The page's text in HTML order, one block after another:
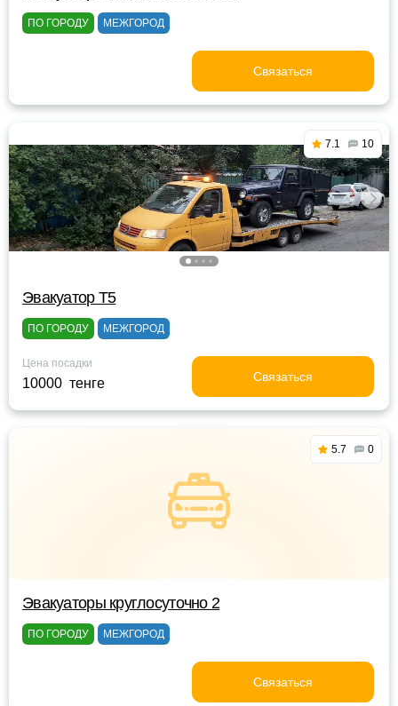
ПО ГОРОДУ МЕЖГОРОД
Связаться
7.1 10
Эвакуатор Т5
ПО ГОРОДУ МЕЖГОРОД
Цена посадки
10000 тенге Связаться
5.7 0
Эвакуаторы круглосуточно 2
ПО ГОРОДУ МЕЖГОРОД
Связаться